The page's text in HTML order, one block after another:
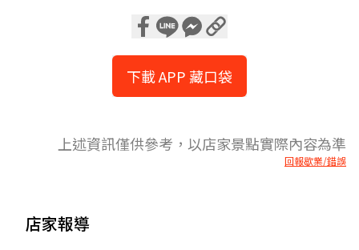
下載 APP 藏口袋
上述資訊僅供參考，以店家景點實際內容為準
回報歇業/錯誤
店家報導